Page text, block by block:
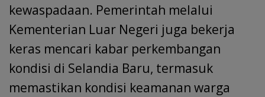
kewaspadaan. Pemerintah melalui
Kementerian Luar Negeri juga bekerja
keras mencari kabar perkembangan
kondisi di Selandia Baru, termasuk
memastikan kondisi keamanan warga